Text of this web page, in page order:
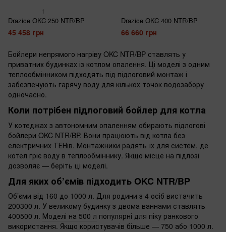
1
Drazice OKC 250 NTR/BP
45 458 грн
Drazice OKC 400 NTR/BP
66 660 грн
Бойлери непрямого нагріву OKC NTR/BP ставлять у
приватних будинках із котлом опалення. Ці моделі з одним
теплообмінником підходять під підлоговий монтаж і
забезпечують гарячу воду для кількох точок водозабору
одночасно.
Коли потрібен підлоговий бойлер для котла
У котеджах з автономним опаленням обирають підлогові
бойлери OKC NTR/BP. Вони працюють від котла без
електричних ТЕНів. Монтажники радять їх для систем, де
котел гріє воду в теплообміннику. Якщо місце на підлозі
дозволяє — беріть ці моделі.
Для яких об’ємів підходить OKC NTR/BP
Об’єми від 160 до 1000 л. Для родини з 4 осіб вистачить
200300 л. У великому будинку з двома ваннами ставлять
400500 л. Моделі на 500 л популярні для піку ранкового
використання. Якщо користувачів більше — 750 або 1000 л.